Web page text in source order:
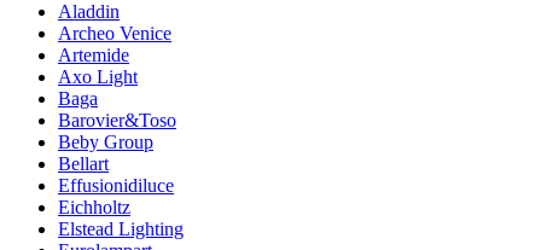
Aladdin
Archeo Venice
Artemide
Axo Light
Baga
Barovier&Toso
Beby Group
Bellart
Effusionidiluce
Eichholtz
Elstead Lighting